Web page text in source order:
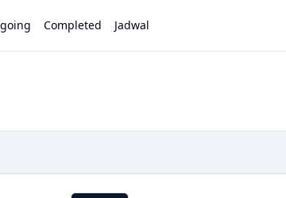
Completed Jadwal